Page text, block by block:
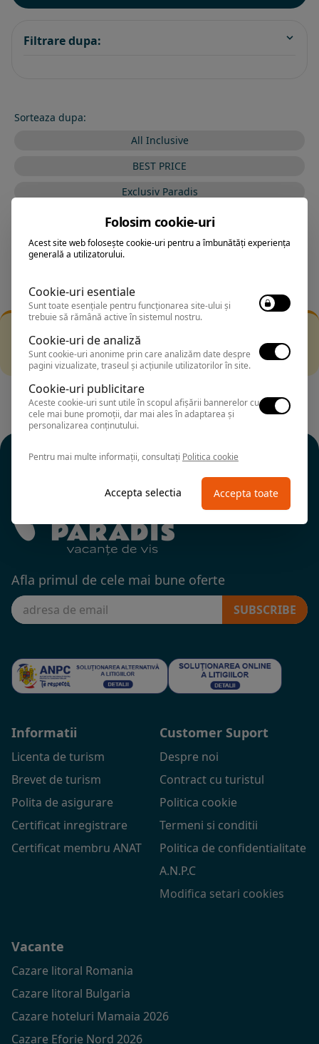
Filtrare dupa:
Sorteaza dupa:
All Inclusive
BEST PRICE
Exclusiv Paradis
Stele 1-5
Stele 5-1
Incearca sa folosesti o cautarea mai generala sau alege
alte fitre.
Afla primul de cele mai bune oferte
SUBSCRIBE
Informatii
Licenta de turism
Brevet de turism
Polita de asigurare
Certificat inregistrare
Certificat membru ANAT
Customer Suport
Despre noi
Contract cu turistul
Politica cookie
Termeni si conditii
Politica de confidentialitate
A.N.P.C
Modifica setari cookies
Vacante
Cazare litoral Romania
Cazare litoral Bulgaria
Cazare hoteluri Mamaia 2026
Cazare Eforie Nord 2026
Folosim cookie-uri
Acest site web folosește cookie-uri pentru a îmbunătăți experiența
generală a utilizatorului.
Cookie-uri esentiale
Sunt toate esențiale pentru funcționarea site-ului și
trebuie să rămână active în sistemul nostru.
Cookie-uri de analiză
Sunt cookie-uri anonime prin care analizăm date despre
pagini vizualizate, traseul și acțiunile utilizatorilor în site.
Cookie-uri publicitare
Aceste cookie-uri sunt utile în scopul afișării bannerelor cu
cele mai bune promoții, dar mai ales în adaptarea și
personalizarea conținutului.
Pentru mai multe informații, consultați Politica cookie
Accepta selectia Accepta toate